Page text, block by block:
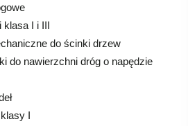
klasa I i III
do ścinki drzew
do nawierzchni dróg o napędzie
I